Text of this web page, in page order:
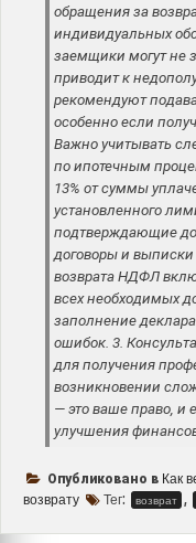
обращения за
индивидуальных
заемщики могут не
приводит к
рекомендуют
особенно если
Важно учитывать
по ипотечным
13% от суммы
установленного
подтверждающие
договоры и
возврата НДФЛ
всех необходимых
заполнение
ошибок. 3.
для получения
возникновении
— это ваше право, и
улучшения
Опубликовано в Как
возврату
Тег: возврат ,